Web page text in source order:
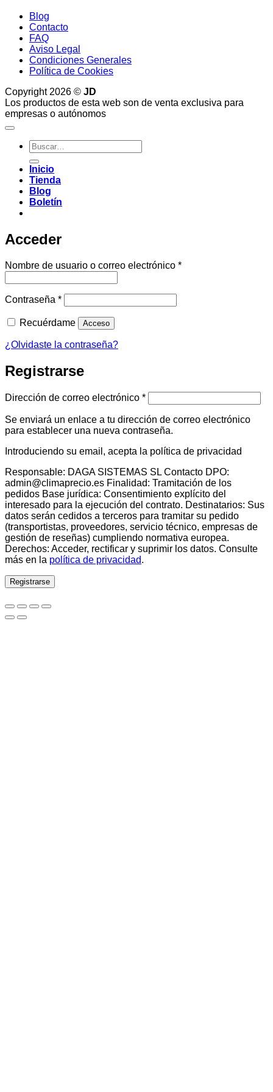
Blog
Contacto
FAQ
Aviso Legal
Condiciones Generales
Política de Cookies
Copyright 2026 © JD
Los productos de esta web son de venta exclusiva para
empresas o autónomos
Buscar
por:
Inicio
Tienda
Blog
Boletín
Acceder
Nombre de usuario o correo electrónico *Obligatorio
Contraseña *Obligatorio
Recuérdame Acceso
¿Olvidaste la contraseña?
Registrarse
Dirección de correo electrónico *Obligatorio
Se enviará un enlace a tu dirección de correo electrónico
para establecer una nueva contraseña.
Introduciendo su email, acepta la política de privacidad
Responsable: DAGA SISTEMAS SL Contacto DPO:
admin@climaprecio.es Finalidad: Tramitación de los
pedidos Base jurídica: Consentimiento explícito del
interesado para la ejecución del contrato. Destinatarios: Sus
datos serán cedidos a terceros para tramitar su pedido
(transportistas, proveedores, servicio técnico, empresas de
gestión de reseñas) cumpliendo normativa europea.
Derechos: Acceder, rectificar y suprimir los datos. Consulte
más en la política de privacidad.
Registrarse